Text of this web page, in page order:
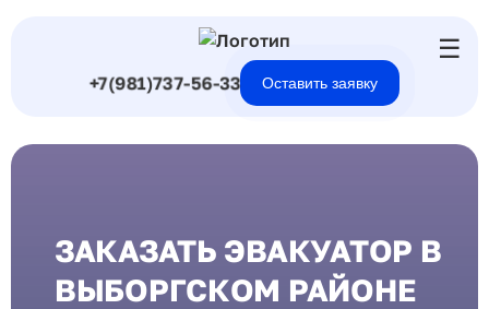
☰
+7(981)737-56-33 Оставить заявку
ЗАКАЗАТЬ ЭВАКУАТОР В
ВЫБОРГСКОМ РАЙОНЕ